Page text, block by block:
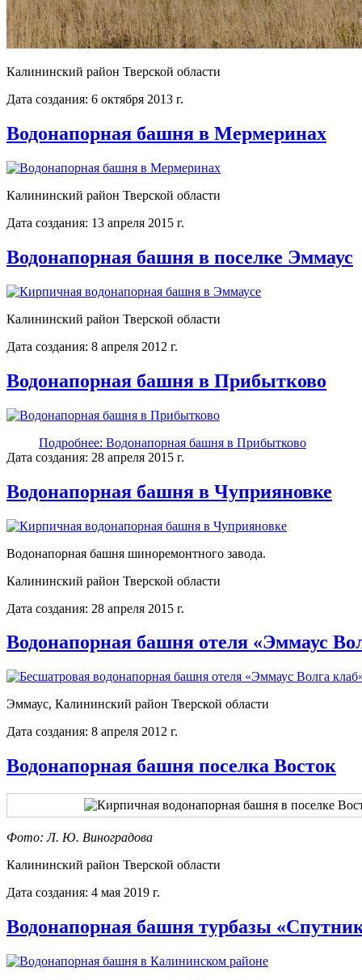
Калининский район Тверской области
Дата создания: 6 октября 2013 г.
Водонапорная башня в Мермеринах
Калининский район Тверской области
Дата создания: 13 апреля 2015 г.
Водонапорная башня в поселке Эммаус
Калининский район Тверской области
Дата создания: 8 апреля 2012 г.
Водонапорная башня в Прибытково
Подробнее: Водонапорная башня в Прибытково
Дата создания: 28 апреля 2015 г.
Водонапорная башня в Чуприяновке
Водонапорная башня шиноремонтного завода.
Калининский район Тверской области
Дата создания: 28 апреля 2015 г.
Водонапорная башня отеля «Эммаус
Эммаус, Калининский район Тверской области
Дата создания: 8 апреля 2012 г.
Водонапорная башня поселка Восток
Фото: Л. Ю. Виноградова
Калининский район Тверской области
Дата создания: 4 мая 2019 г.
Водонапорная башня турбазы